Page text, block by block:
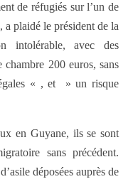
de réfugiés sur l’un de
plaidé le président de la
intolérable, avec des
200 euros, sans
« , et » un risque
en Guyane, ils se sont
sans précédent.
déposées auprès de